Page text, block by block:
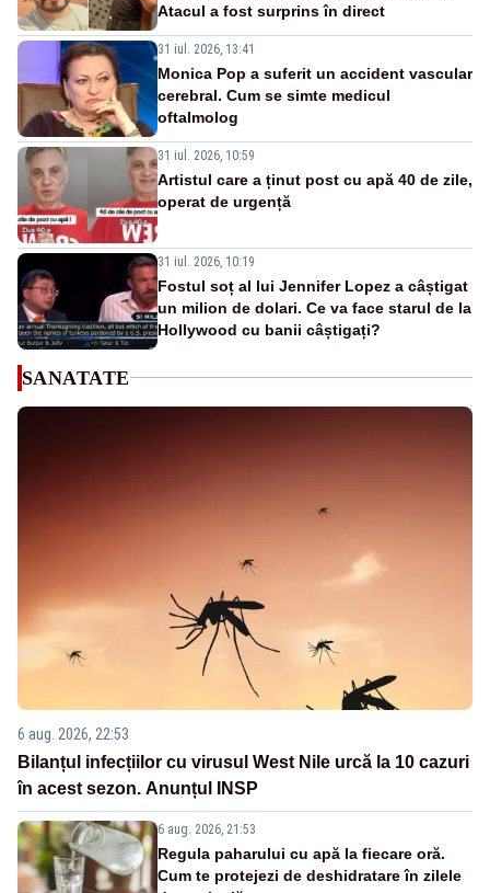
Atacul a fost surprins în direct
31 iul. 2026, 13:41
Monica Pop a suferit un accident vascular
cerebral. Cum se simte medicul
oftalmolog
31 iul. 2026, 10:59
Artistul care a ținut post cu apă 40 de zile,
operat de urgență
31 iul. 2026, 10:19
Fostul soț al lui Jennifer Lopez a câștigat
un milion de dolari. Ce va face starul de la
Hollywood cu banii câștigați?
SANATATE
6 aug. 2026, 22:53
Bilanțul infecțiilor cu virusul West Nile urcă la 10 cazuri
în acest sezon. Anunțul INSP
6 aug. 2026, 21:53
Regula paharului cu apă la fiecare oră.
Cum te protejezi de deshidratare în zilele